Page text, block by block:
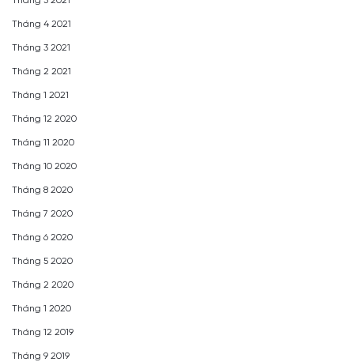
Tháng 4 2021
Tháng 3 2021
Tháng 2 2021
Tháng 1 2021
Tháng 12 2020
Tháng 11 2020
Tháng 10 2020
Tháng 8 2020
Tháng 7 2020
Tháng 6 2020
Tháng 5 2020
Tháng 2 2020
Tháng 1 2020
Tháng 12 2019
Tháng 9 2019